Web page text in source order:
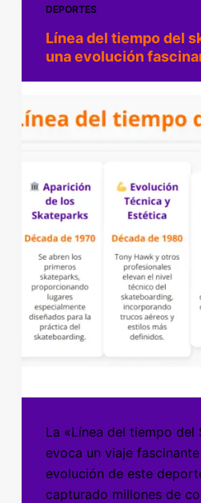
DEPORTES
Línea del tiempo del
una evolución
La «Línea del tiempo del
evoca un viaje
evolución de este
capturado millones de